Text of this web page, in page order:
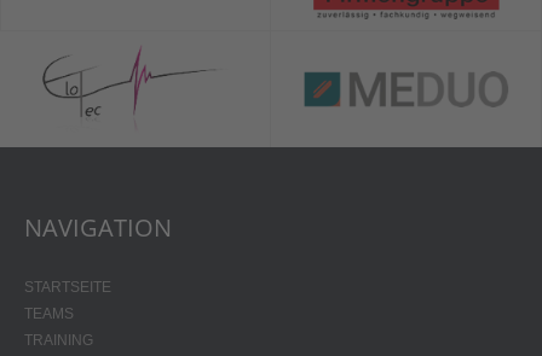
NAVIGATION
STARTSEITE
TEAMS
TRAINING